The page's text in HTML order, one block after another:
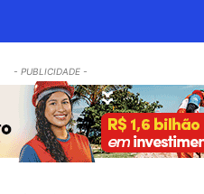
- PUBLICIDADE -